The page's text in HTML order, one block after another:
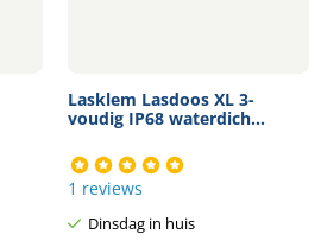
Lasklem Lasdoos XL 3-
voudig IP68 waterdich...
1 reviews
Dinsdag in huis